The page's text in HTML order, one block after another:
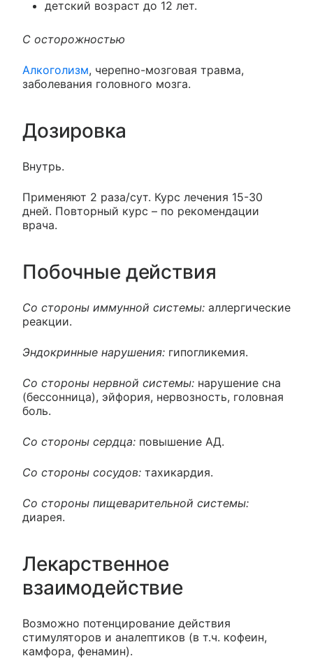
детский возраст до 12 лет.
С осторожностью
Алкоголизм, черепно-мозговая травма,
заболевания головного мозга.
Дозировка
Внутрь.
Применяют 2 раза/сут. Курс лечения 15-30
дней. Повторный курс – по рекомендации
врача.
Побочные действия
Со стороны иммунной системы: аллергические
реакции.
Эндокринные нарушения: гипогликемия.
Со стороны нервной системы: нарушение сна
(бессонница), эйфория, нервозность, головная
боль.
Со стороны сердца: повышение АД.
Со стороны сосудов: тахикардия.
Со стороны пищеварительной системы:
диарея.
Лекарственное
взаимодействие
Возможно потенцирование действия
стимуляторов и аналептиков (в т.ч. кофеин,
камфора, фенамин).